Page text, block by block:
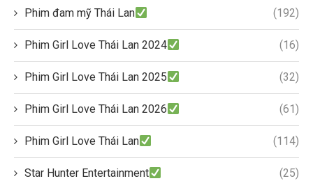
Phim đam mỹ Thái Lan (192)
Phim Girl Love Thái Lan 2024 (16)
Phim Girl Love Thái Lan 2025 (32)
Phim Girl Love Thái Lan 2026 (61)
Phim Girl Love Thái Lan (114)
Star Hunter Entertainment (25)